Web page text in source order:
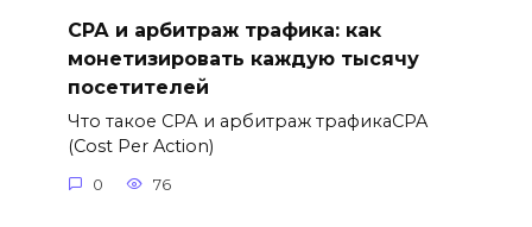
СРА и арбитраж трафика: как
монетизировать каждую тысячу
посетителей
Что такое СРА и арбитраж трафикаCPA
(Cost Per Action)
0 76